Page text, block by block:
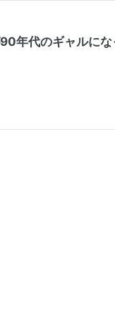
年代のギャルに